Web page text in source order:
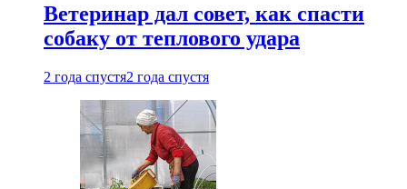
Ветеринар дал совет, как спасти
собаку от теплового удара
2 года спустя2 года спустя